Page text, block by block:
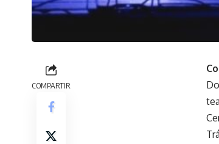
COMPARTIR